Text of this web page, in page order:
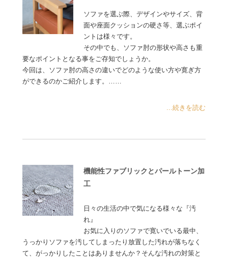
ソファを選ぶ際、デザインやサイズ、背
面や座面クッションの硬さ等、選ぶポイ
ントは様々です。
その中でも、ソファ肘の形状や高さも重
要なポイントとなる事をご存知でしょうか。
今回は、ソファ肘の高さの違いでどのような使い方や寛ぎ方
ができるのかご紹介します。……
...続きを読む
機能性ファブリックとパールトーン加
工
日々の生活の中で気になる様々な『汚
れ』
お気に入りのソファで寛いでいる最中、
うっかりソファを汚してしまったり放置した汚れが落ちなく
て、がっかりしたことはありませんか？そんな汚れの対策と